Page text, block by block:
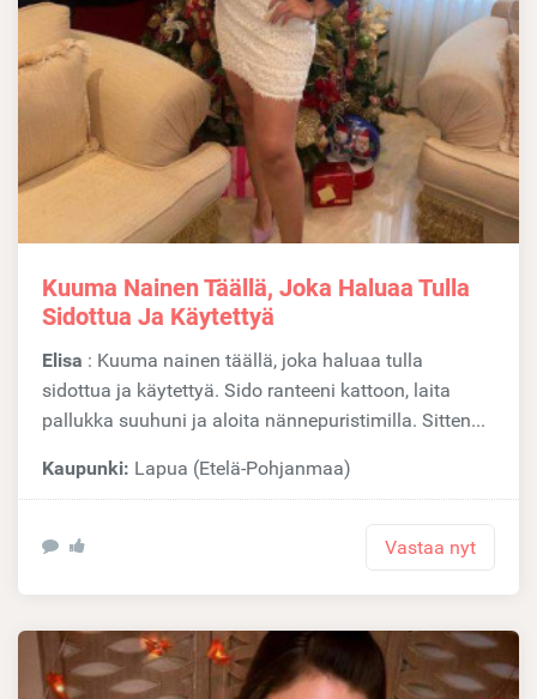
Kuuma Nainen Täällä, Joka Haluaa Tulla
Sidottua Ja Käytettyä
Elisa : Kuuma nainen täällä, joka haluaa tulla
sidottua ja käytettyä. Sido ranteeni kattoon, laita
pallukka suuhuni ja aloita nännepuristimilla. Sitten...
Kaupunki: Lapua (Etelä-Pohjanmaa)
Vastaa nyt